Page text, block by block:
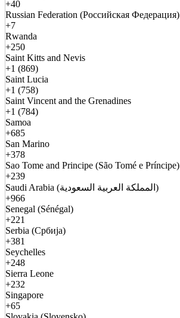
+40
Russian Federation (Российская Федерация)
+7
Rwanda
+250
Saint Kitts and Nevis
+1 (869)
Saint Lucia
+1 (758)
Saint Vincent and the Grenadines
+1 (784)
Samoa
+685
San Marino
+378
Sao Tome and Principe (São Tomé e Príncipe)
+239
Saudi Arabia (المملكة العربية السعودية)
+966
Senegal (Sénégal)
+221
Serbia (Србија)
+381
Seychelles
+248
Sierra Leone
+232
Singapore
+65